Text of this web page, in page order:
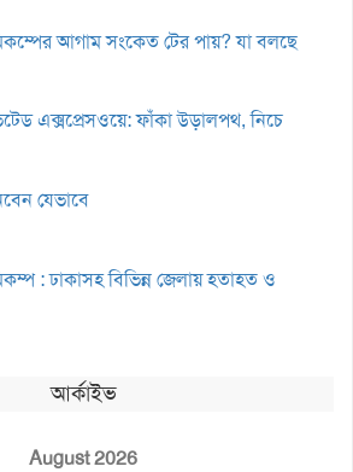
আগাম সংকেত টের পায়? যা বলছে
এক্সপ্রেসওয়ে: ফাঁকা উড়ালপথ, নিচে
যেভাবে
: ঢাকাসহ বিভিন্ন জেলায় হতাহত ও
আর্কাইভ
August 2026